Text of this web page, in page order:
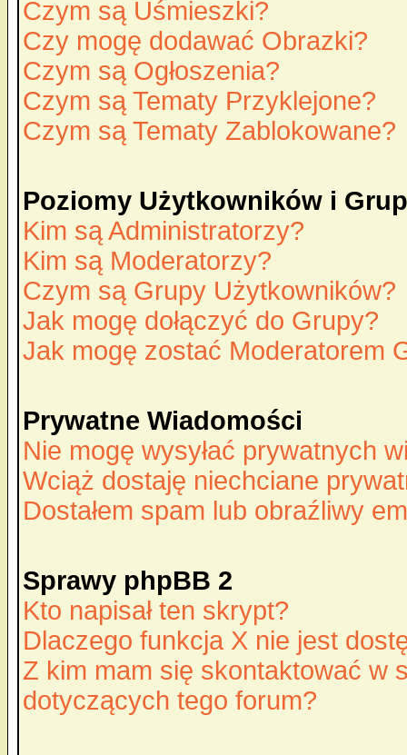
Czym są Uśmieszki?
Czy mogę dodawać Obrazki?
Czym są Ogłoszenia?
Czym są Tematy Przyklejone?
Czym są Tematy Zablokowane?
Poziomy Użytkowników i
Kim są Administratorzy?
Kim są Moderatorzy?
Czym są Grupy Użytkowników?
Jak mogę dołączyć do Grupy?
Jak mogę zostać Moderatorem
Prywatne Wiadomości
Nie mogę wysyłać prywatnych
Wciąż dostaję niechciane
Dostałem spam lub obraźliwy
Sprawy phpBB 2
Kto napisał ten skrypt?
Dlaczego funkcja X nie jest
Z kim mam się skontaktować w
dotyczących tego forum?